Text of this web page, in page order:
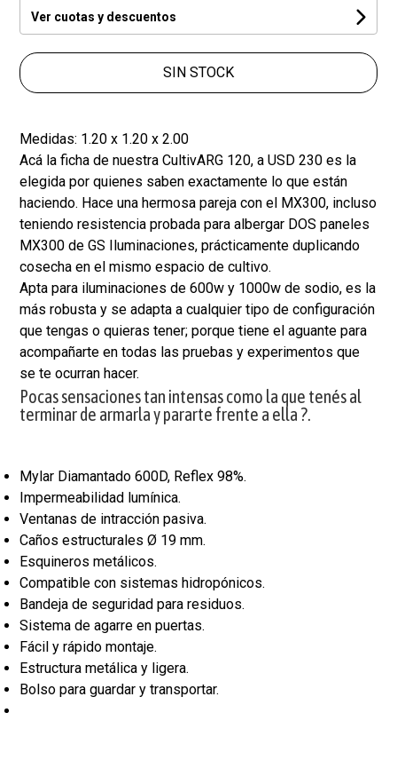
Ver cuotas y descuentos
SIN STOCK
Medidas: 1.20 x 1.20 x 2.00
Acá la ficha de nuestra CultivARG 120, a USD 230 es la
elegida por quienes saben exactamente lo que están
haciendo. Hace una hermosa pareja con el MX300, incluso
teniendo resistencia probada para albergar DOS paneles
MX300 de GS Iluminaciones, prácticamente duplicando
cosecha en el mismo espacio de cultivo.
Apta para iluminaciones de 600w y 1000w de sodio, es la
más robusta y se adapta a cualquier tipo de configuración
que tengas o quieras tener; porque tiene el aguante para
acompañarte en todas las pruebas y experimentos que
se te ocurran hacer.
Pocas sensaciones tan intensas como la que tenés al
terminar de armarla y pararte frente a ella ?.
Mylar Diamantado 600D, Reflex 98%.
Impermeabilidad lumínica.
Ventanas de intracción pasiva.
Caños estructurales Ø 19 mm.
Esquineros metálicos.
Compatible con sistemas hidropónicos.
Bandeja de seguridad para residuos.
Sistema de agarre en puertas.
Fácil y rápido montaje.
Estructura metálica y ligera.
Bolso para guardar y transportar.